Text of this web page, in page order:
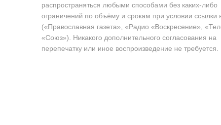
распространяться любыми способами без каких-либо
ограничений по объёму и срокам при условии ссылки
(«Православная газета», «Радио «Воскресение»,
«Союз»). Никакого дополнительного согласования на
перепечатку или иное воспроизведение не требуется.